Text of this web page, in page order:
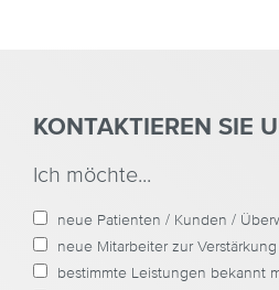
KONTAKTIEREN SIE
Ich möchte...
neue Patienten / Kunden /
neue Mitarbeiter zur Verstärkung
bestimmte Leistungen bekannt